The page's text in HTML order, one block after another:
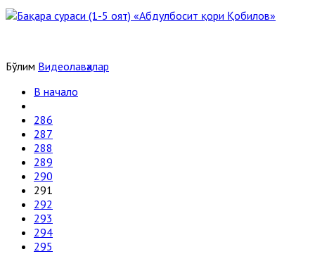
Бўлим Видеолавҳалар
В начало
286
287
288
289
290
291
292
293
294
295